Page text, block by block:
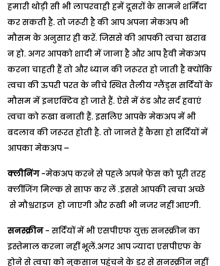
हमारी थोड़ी सी भी लापरवाही हमें दूसरों के सामने शर्मिंदा
कर सकती है. तो जरूरी है की आप अपना मेकअप भी
मौसम के अनुसार ही करें. जिससे की आपकी त्वचा खराब
न हो. अगर आपको शादी में जाना है और आप हैवी मेकअप
करना चाहती हैं तो और ध्यान की जरूरत हो जाती है क्योंकि
त्वचा की ऊपरी परत के नीचे स्थित तैलीय ग्लैंड्स सर्दियों के
मौसम में इनएक्टिव हो जाते हैं. ऐसे में ठंड और सर्द हवाएं
त्वचा को रूखा बनाती हैं. इसलिए आपके मेकअप में भी
बदलाव की जरूरत होती है. तो जानते हैं कैसा हो सर्दियों में
आपका मेकअप –
क्लीनिंग-मेकअप करने से पहले अपने फेस को पूरी तरह
क्लींजिंग मिल्क से साफ कर लें .इससे आपकी त्वचा अच्छे
से मौश्चराइज हो जाएगी और रूखी भी नजर नहीं आएगी.
सनस्क्रीन- सर्दियों में भी एसपीएफ युक्त सनस्क्रीन का
इस्तेमाल करना नहीं भूलें.अगर आप ज्यादा एसपीएफ के
होने से त्वचा को नुकसान पहुंचने के डर से सनस्क्रीन नहीं